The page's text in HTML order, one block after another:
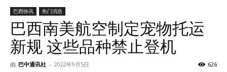
巴西快讯 热门消息
巴西南美航空制定宠物托运
新规 这些品种禁止登机
由 巴中通讯社 - 2022年9月5日 626